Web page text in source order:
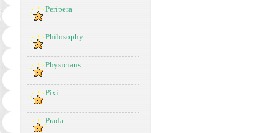
Peripera
Philosophy
Physicians
Pixi
Prada